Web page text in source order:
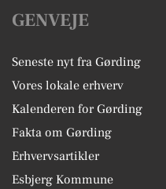
GENVEJE
Seneste nyt fra Gørding
Vores lokale erhverv
Kalenderen for Gørding
Fakta om Gørding
Erhvervsartikler
Esbjerg Kommune